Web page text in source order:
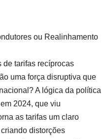
ou Realinhamento
de tarifas recíprocas
uma força disruptiva que
A lógica da política
2024, que viu
as tarifas um claro
distorções